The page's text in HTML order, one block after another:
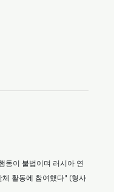
동이 불법이며 러시아 연
활동에 참여했다" (형사